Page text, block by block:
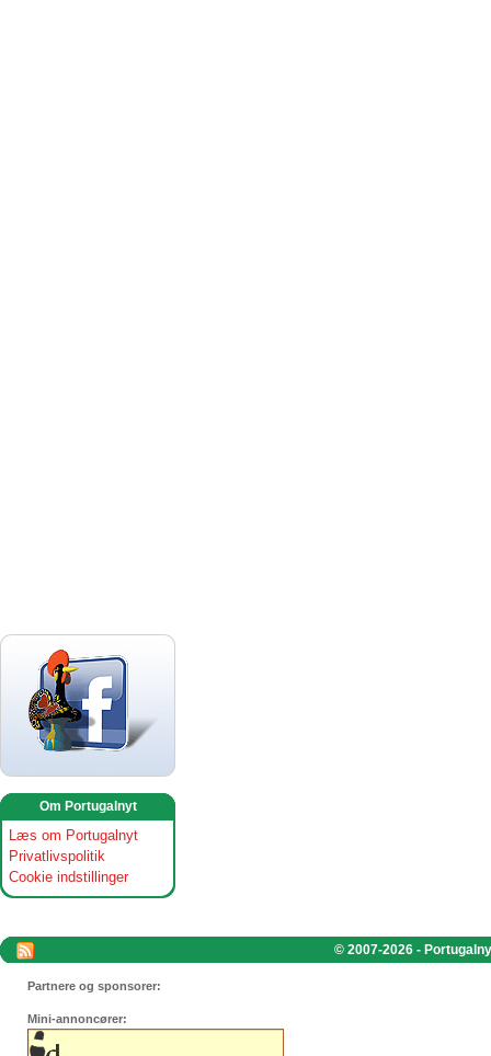
Om Portugalnyt
Læs om Portugalnyt
Privatlivspolitik
Cookie indstillinger
© 2007-2026 -
Partnere og sponsorer:
Mini-annoncører: